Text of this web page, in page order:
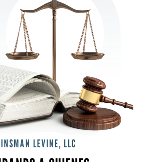
LEVINE, LLC